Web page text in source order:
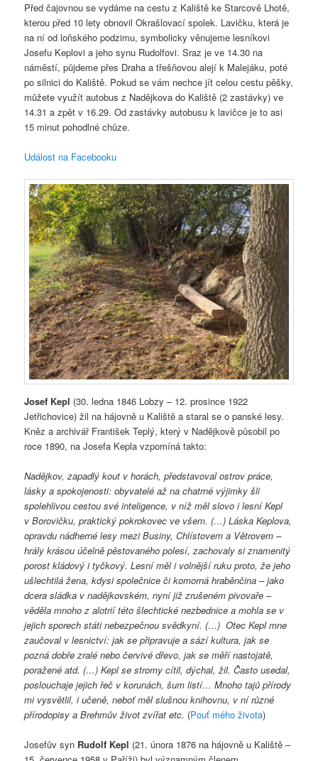
Před čajovnou se vydáme na cestu z Kaliště ke Starcově Lhotě,
kterou před 10 lety obnovil Okrašlovací spolek. Lavičku, která je
na ní od loňského podzimu, symbolicky věnujeme lesníkovi
Josefu Keplovi a jeho synu Rudolfovi. Sraz je ve 14.30 na
náměstí, půjdeme přes Draha a třešňovou alejí k Malejáku, poté
po silnici do Kaliště. Pokud se vám nechce jít celou cestu pěšky,
můžete využít autobus z Nadějkova do Kaliště (2 zastávky) ve
14.31 a zpět v 16.29. Od zastávky autobusu k lavičce je to asi
15 minut pohodlné chůze.
Událost na Facebooku
Josef Kepl (30. ledna 1846 Lobzy – 12. prosince 1922
Jetřichovice) žil na hájovně u Kaliště a staral se o panské lesy.
Kněz a archivář František Teplý, který v Nadějkově působil po
roce 1890, na Josefa Kepla vzpomíná takto:
Nadějkov, zapadlý kout v horách, představoval ostrov práce,
lásky a spokojenosti: obyvatelé až na chatrné výjimky šli
spolehlivou cestou své inteligence, v níž měl slovo i lesní Kepl
v Borovičku, praktický pokrokovec ve všem. (…) Láska Keplova,
opravdu nádherné lesy mezi Businy, Chlístovem a Větrovem –
hrály krásou účelně pěstovaného polesí, zachovaly si znamenitý
porost kládový i tyčkový. Lesní měl i volnější ruku proto, že jeho
ušlechtilá žena, kdysi společnice či komorná hraběnčina – jako
dcera sládka v nadějkovském, nyní již zrušeném pivovaře –
věděla mnoho z alotrií této šlechtické nezbednice a mohla se v
jejich sporech státi nebezpečnou svědkyní. (…) Otec Kepl mne
zaučoval v lesnictví: jak se připravuje a sází kultura, jak se
pozná dobře zralé nebo červivé dřevo, jak se měří nastojatě,
poražené atd. (…) Kepl se stromy cítil, dýchal, žil. Často usedal,
poslouchaje jejich řeč v korunách, šum listí… Mnoho tajů přírody
mi vysvětlil, i učeně, neboť měl slušnou knihovnu, v ní různé
přírodopisy a Brehmův život zvířat etc. (Pouť mého života)
Josefův syn Rudolf Kepl (21. února 1876 na hájovně u Kaliště –